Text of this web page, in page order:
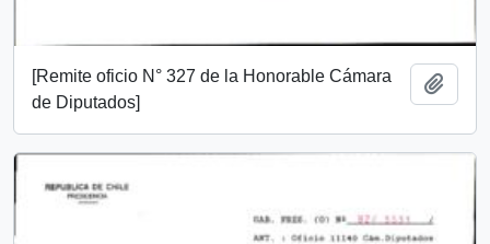
[Remite oficio N° 327 de la Honorable Cámara
de Diputados]